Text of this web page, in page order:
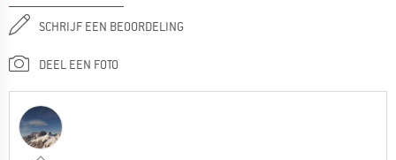
SCHRIJF EEN BEOORDELING
DEEL EEN FOTO